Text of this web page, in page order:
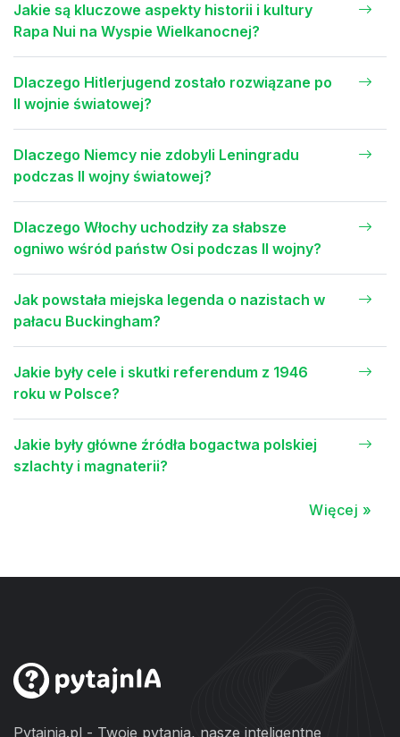
Jakie są kluczowe aspekty historii i kultury
Rapa Nui na Wyspie Wielkanocnej?
Dlaczego Hitlerjugend zostało rozwiązane po
II wojnie światowej?
Dlaczego Niemcy nie zdobyli Leningradu
podczas II wojny światowej?
Dlaczego Włochy uchodziły za słabsze
ogniwo wśród państw Osi podczas II wojny?
Jak powstała miejska legenda o nazistach w
pałacu Buckingham?
Jakie były cele i skutki referendum z 1946
roku w Polsce?
Jakie były główne źródła bogactwa polskiej
szlachty i magnaterii?
Więcej »
Pytajnia.pl - Twoje pytania, nasze inteligentne